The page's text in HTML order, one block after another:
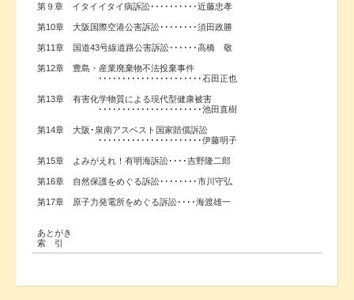
第９章 イタイイタイ病訴訟･･････････近藤忠孝
第10章 大阪国際空港公害訴訟････････須田政勝
第11章 国道43号線道路公害訴訟･･････高橋 敬
第12章 豊島・産業廃棄物不法投棄事件
･･････････････････････石田正也
第13章 有害化学物質による現代型健康被害
･･････････････････････池田直樹
第14章 大阪･泉南アスベスト国家賠償訴訟
･･････････････････････伊藤明子
第15章 よみがえれ！有明海訴訟････吉野隆二郎
第16章 自然保護をめぐる訴訟････････市川守弘
第17章 原子力発電所をめぐる訴訟････海渡雄一
あとがき
索 引